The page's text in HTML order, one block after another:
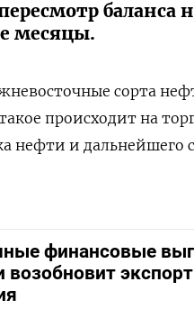
баланса
месяцы.
сорта
происходит на
нефти и дальнейшего
финансовые